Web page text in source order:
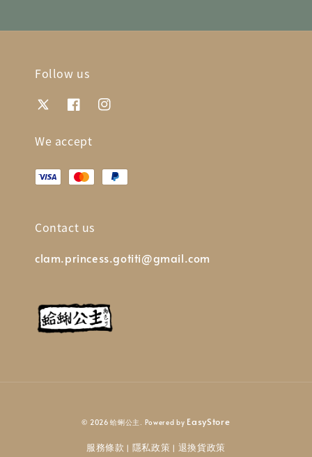
Follow us
We accept
Contact us
clam.princess.gotiti@gmail.com
© 2026 蛤蜊公主. Powered by EasyStore
服務條款 | 隱私政策 | 退換貨政策